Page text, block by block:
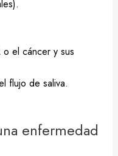
el cáncer y sus
flujo de saliva.
enfermedad